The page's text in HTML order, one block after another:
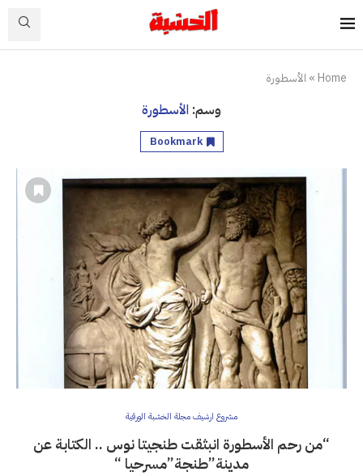
Home
» الأسطورة
وسم: الأسطورة
Bookmark
مشروع ارشيف مجلة الخشبة الورقية
“من رحم الأسطورة انبثقت طنجيتا نوس .. الكتابة عن
مدينة”طنجة”مسرحيا “